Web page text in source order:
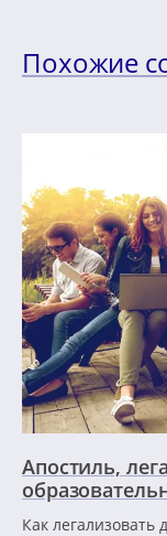
Похожие
Апостиль,
Как легализовать